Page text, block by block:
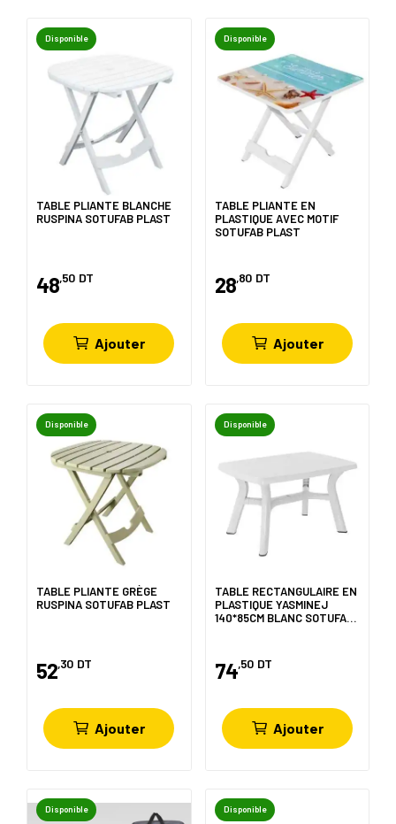
Disponible
TABLE PLIANTE BLANCHE
RUSPINA SOTUFAB PLAST
48,50 DT
Ajouter
Disponible
TABLE PLIANTE EN
PLASTIQUE AVEC MOTIF
SOTUFAB PLAST
28,80 DT
Ajouter
Disponible
TABLE PLIANTE GRÈGE
RUSPINA SOTUFAB PLAST
52,30 DT
Ajouter
Disponible
TABLE RECTANGULAIRE EN
PLASTIQUE YASMINEJ
140*85CM BLANC SOTUFAB
74,50 DT
Ajouter
Disponible Disponible